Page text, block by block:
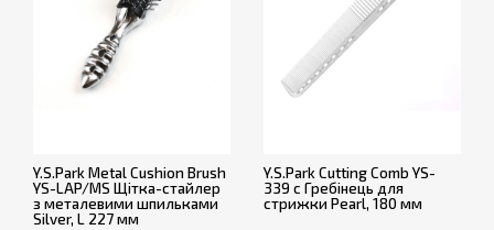
Y.S.Park Metal Cushion Brush
YS-LAP/MS Щітка-стайлер
з металевими шпильками
Silver, L 227 мм
Y.S.Park Cutting Comb YS-
339 c Гребінець для
стрижки Pearl, 180 мм